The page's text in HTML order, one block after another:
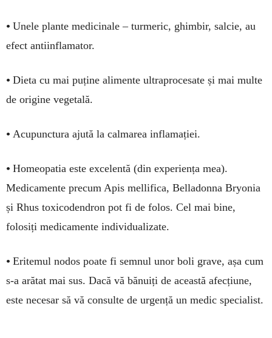
• Unele plante medicinale – turmeric, ghimbir, salcie, au
efect antiinflamator.
• Dieta cu mai puține alimente ultraprocesate și mai multe
de origine vegetală.
• Acupunctura ajută la calmarea inflamației.
• Homeopatia este excelentă (din experiența mea).
Medicamente precum Apis mellifica, Belladonna Bryonia
și Rhus toxicodendron pot fi de folos. Cel mai bine,
folosiți medicamente individualizate.
• Eritemul nodos poate fi semnul unor boli grave, așa cum
s-a arătat mai sus. Dacă vă bănuiți de această afecțiune,
este necesar să vă consulte de urgență un medic specialist.